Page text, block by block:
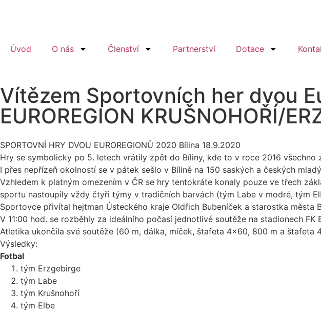
Úvod O nás Členství Partnerství Dotace
Vítězem Sportovních her dvou
EUROREGION KRUŠNOHOŘÍ/
SPORTOVNÍ HRY DVOU EUROREGIONŮ 2020 Bílina 18.9.2020
Hry se symbolicky po 5. letech vrátily zpět do Bíliny, kde to v roce 2016 všechno
I přes nepřízeň okolností se v pátek sešlo v Bílině na 150 saských a českých
Vzhledem k platným omezením v ČR se hry tentokráte konaly pouze ve třech
sportu nastoupily vždy čtyři týmy v tradičních barvách (tým Labe v modré, tým
Sportovce přivítal hejtman Ústeckého kraje Oldřich Bubeníček a starostka města
V 11:00 hod. se rozběhly za ideálního počasí jednotlivé soutěže na stadionech FK
Atletika ukončila své soutěže (60 m, dálka, míček, štafeta 4×60, 800 m a
Výsledky:
Fotbal
tým Erzgebirge
tým Labe
tým Krušnohoří
tým Elbe